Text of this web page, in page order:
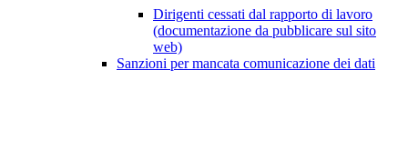
Dirigenti cessati dal rapporto di lavoro
(documentazione da pubblicare sul sito
web)
Sanzioni per mancata comunicazione dei dati